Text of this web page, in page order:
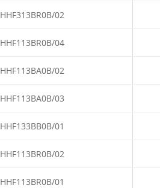
HHF313BR0B/02
HHF113BR0B/04
HHF113BA0B/02
HHF113BA0B/03
HHF133BB0B/01
HHF113BR0B/02
HHF113BR0B/01